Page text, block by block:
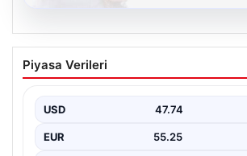
Kelebek sohbet platformu İle
İletişimin Seviyeli Adresi Ve
Dijital ortamında insanların seviyeli bir
Piyasa Verileri
USD 47.74
EUR 55.25